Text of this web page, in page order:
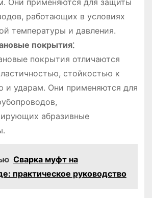
работающих в условиях
температуры и давления.
покрытия⁚
покрытия отличаются
стойкостью к
и ударам. Они применяются для
абразивные
Сварка муфт на
практическое руководство